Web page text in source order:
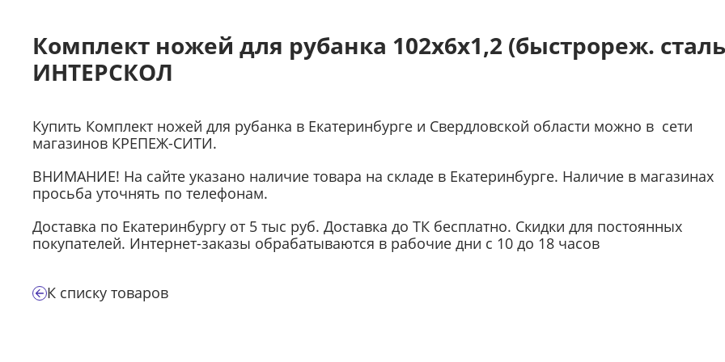
Комплект ножей для рубанка 102х6х1,2 (быстрореж.
ИНТЕРСКОЛ
Купить Комплект ножей для рубанка в Екатеринбурге и Свердловской области можно в сети
магазинов КРЕПЕЖ-СИТИ.
ВНИМАНИЕ! На сайте указано наличие товара на складе в Екатеринбурге. Наличие в магазинах
просьба уточнять по телефонам.
Доставка по Екатеринбургу от 5 тыс руб. Доставка до ТК бесплатно. Скидки для постоянных
покупателей. Интернет-заказы обрабатываются в рабочие дни с 10 до 18 часов
К списку товаров